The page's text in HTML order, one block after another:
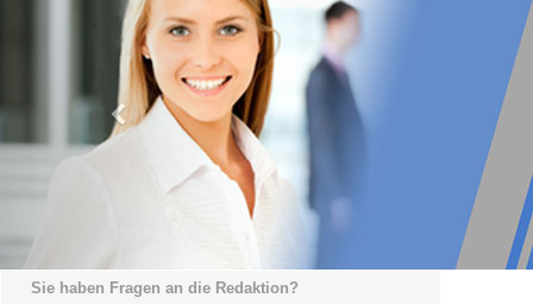
Sie haben Fragen an die Redaktion?